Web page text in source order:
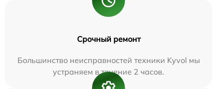
Срочный ремонт
Большинство неисправностей техники Kyvol мы
устраняем в течение 2 часов.